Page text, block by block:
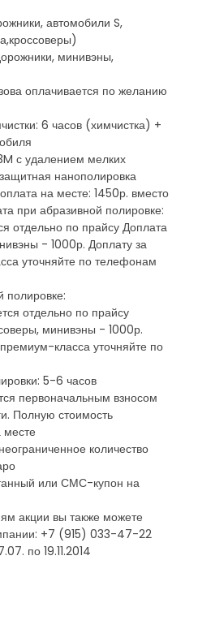
автомобили S,
минивэны,
оплачивается по желанию
6 часов (химчистка) +
с удалением мелких
нанополировка
на месте: 1450р. вместо
при абразивной полировке:
отдельно по прайсу Доплата
- 1000р. Доплату за
уточняйте по телефонам
полировке:
отдельно по прайсу
минивэны - 1000р.
класса уточняйте по
5-6 часов
первоначальным взносом
Полную стоимость
месте
количество
или СМС-купон на
акции вы также можете
+7 (915) 033-47-22
по 19.11.2014